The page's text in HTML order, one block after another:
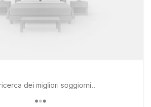
dei migliori soggiorni..